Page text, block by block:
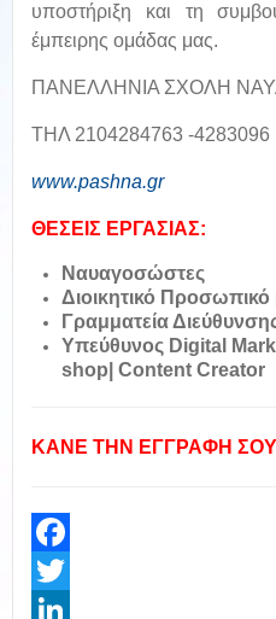
υποστήριξη και τη
έμπειρης ομάδας μας.
ΠΑΝΕΛΛΗΝΙΑ ΣΧΟΛΗ
ΤΗΛ 2104284763 -4283096
www.pashna.gr
ΘΕΣΕΙΣ ΕΡΓΑΣΙΑΣ:
Ναυαγοσώστες
Διοικητικό Προσωπικό
Γραμματεία
Υπεύθυνος Digital
shop| Content Creator
ΚΑΝΕ ΤΗΝ ΕΓΓΡΑΦΗ
Facebook
Twitter